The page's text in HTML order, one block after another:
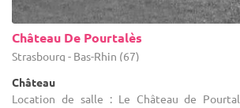
Château De Pourtalès
Strasbourg - Bas-Rhin (67)
Château
Location de salle : Le Château de